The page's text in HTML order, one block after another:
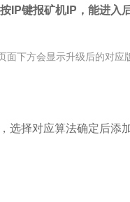
IP键报矿机IP，能进入
面下方会显示升级后的对应
选择对应算法确定后添